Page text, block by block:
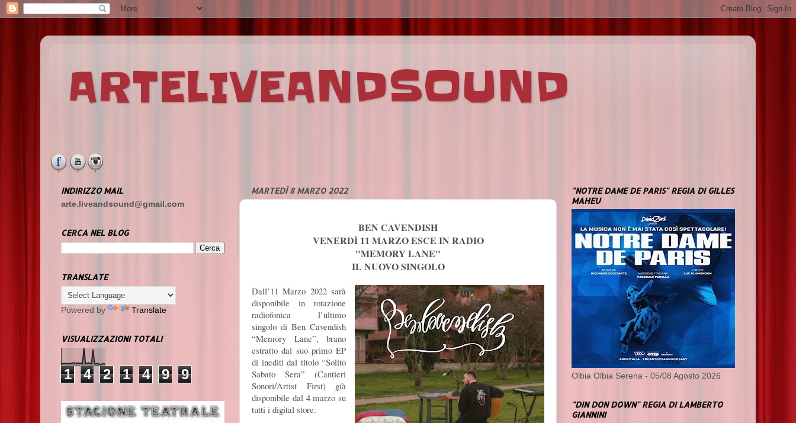
ARTELIVEANDSOUND
MARTEDÌ 8 MARZO 2022
BEN CAVENDISH
VENERDÌ 11 MARZO ESCE IN RADIO
"MEMORY LANE"
IL NUOVO SINGOLO
Dall’11 Marzo 2022 sarà
disponibile in rotazione
radiofonica l’ultimo
singolo di Ben Cavendish
“Memory Lane”, brano
estratto dal suo primo EP
di inediti dal titolo “Solito
Sabato Sera” (Cantieri
Sonori/Artist First) già
disponibile dal 4 marzo su
tutti i digital store.
INDIRIZZO MAIL
arte.liveandsound@gmail.com
CERCA NEL BLOG
TRANSLATE
Powered by Translate
VISUALIZZAZIONI TOTALI
1 4 2 1 4 9 9
"NOTRE DAME DE PARIS" REGIA DI GILLES
MAHEU
Olbia Olbia Serena - 05/08 Agosto 2026
"DIN DON DOWN" REGIA DI LAMBERTO
GIANNINI